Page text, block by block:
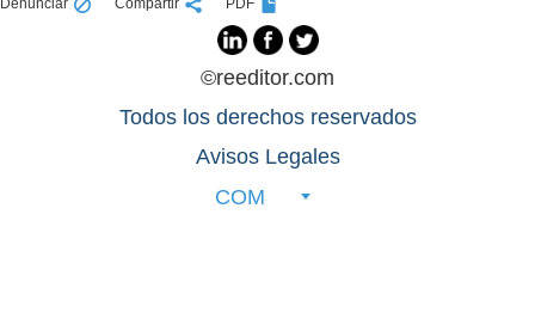
©reeditor.com
Todos los derechos reservados
Avisos Legales